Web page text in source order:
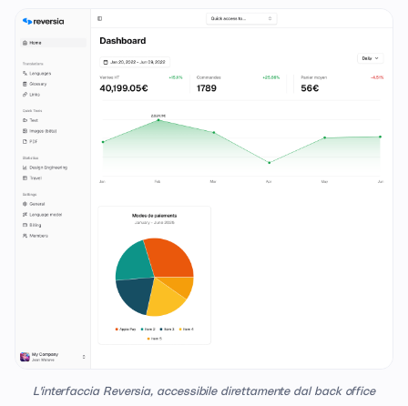
L'interfaccia Reversia, accessibile direttamente dal back office